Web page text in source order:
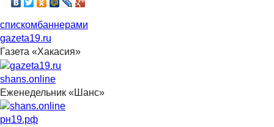
спискомбаннерами
gazeta19.ru
Газета «Хакасия»
shans.online
Еженедельник «Шанс»
рн19.рф